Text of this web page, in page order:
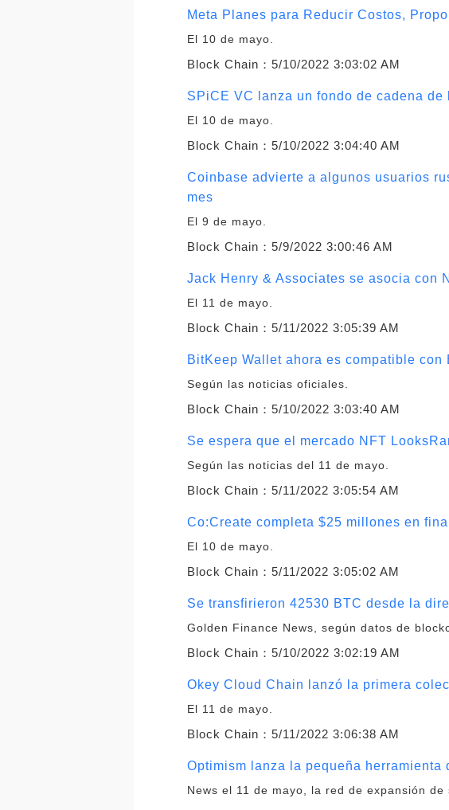
Meta Planes para Reducir Costos,
El 10 de mayo.
Block Chain：5/10/2022 3:03:02 AM
SPiCE VC lanza un fondo de cadena
El 10 de mayo.
Block Chain：5/10/2022 3:04:40 AM
Coinbase advierte a algunos usuarios
mes
El 9 de mayo.
Block Chain：5/9/2022 3:00:46 AM
Jack Henry & Associates se asocia con
El 11 de mayo.
Block Chain：5/11/2022 3:05:39 AM
BitKeep Wallet ahora es compatible con
Según las noticias oficiales.
Block Chain：5/10/2022 3:03:40 AM
Se espera que el mercado NFT
Según las noticias del 11 de mayo.
Block Chain：5/11/2022 3:05:54 AM
Co:Create completa $25 millones en
El 10 de mayo.
Block Chain：5/11/2022 3:05:02 AM
Se transfirieron 42530 BTC desde la
Golden Finance News, según datos de
Block Chain：5/10/2022 3:02:19 AM
Okey Cloud Chain lanzó la primera
El 11 de mayo.
Block Chain：5/11/2022 3:06:38 AM
Optimism lanza la pequeña herramienta
News el 11 de mayo, la red de expansión de